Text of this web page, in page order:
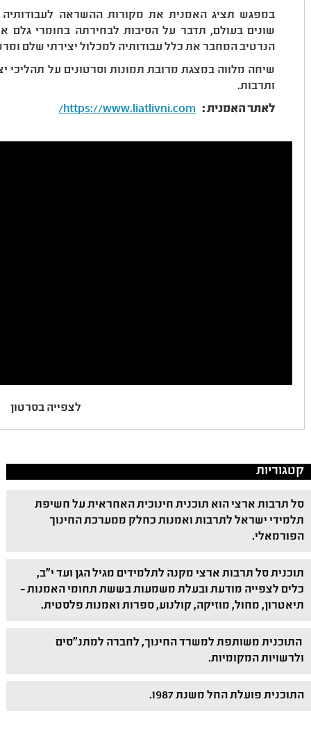
במפגש תציג האמנית את מקורות ההשראה
שונים בעולם, תדבר על הסיבות לבחירתה בחומרי גלם
הנרטיב המחבר את כלל עבודותיה למכלול יצירתי שלם
שיחה מלווה במצגת מרובת תמונות וסרטונים על תהליכי
ותרבות.
לאתר האמנית:
https://www.liatlivni.com/
לצפייה בסרטון
קטגוריות
סל תרבות ארצי הוא תוכנית חינוכית האחראית על חשיפת
תלמידי ישראל לתרבות ואמנות כחלק ממערכת החינוך
הפורמאלי.
תוכנית סל תרבות ארצי מקנה לתלמידים מגיל הגן ועד י"ב,
כלים לצפייה מודעת ובעלת משמעות בששת תחומי האמנות –
תיאטרון, מחול, מוזיקה, קולנוע, ספרות ואמנות פלסטית.
התוכנית משותפת למשרד החינוך, לחברה למתנ"סים
ולרשויות המקומיות.
התוכנית פועלת החל משנת 1987.